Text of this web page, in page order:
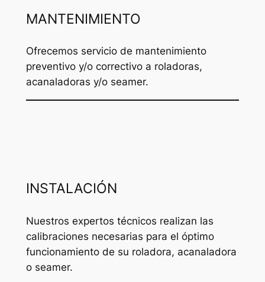
MANTENIMIENTO
Ofrecemos servicio de mantenimiento
preventivo y/o correctivo a roladoras,
acanaladoras y/o seamer.
INSTALACIÓN
Nuestros expertos técnicos realizan las
calibraciones necesarias para el óptimo
funcionamiento de su roladora, acanaladora
o seamer.